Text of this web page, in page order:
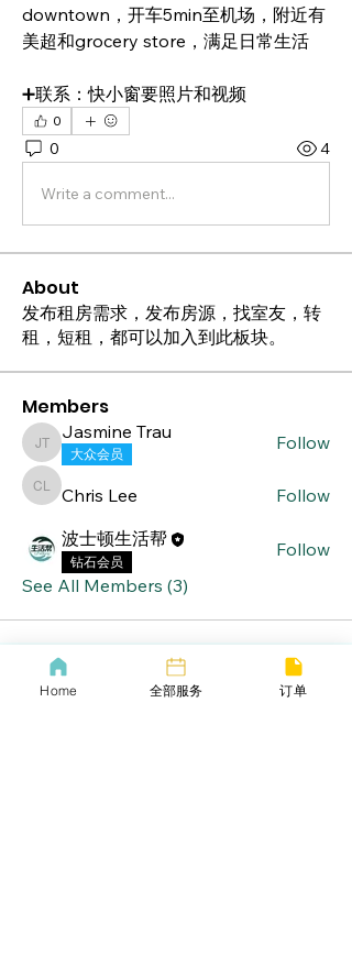
downtown，开车5min至机场，附近有
美超和grocery store，满足日常生活
➕联系：快小窗要照片和视频
0
0 4
Write a comment...
About
发布租房需求，发布房源，找室友，转
租，短租，都可以加入到此板块。
Members
Jasmine Trau
Jasmine Trau
大众会员
Follow
Chris Lee
Chris Lee
Follow
波士顿生活帮
钻石会员
Follow
See All Members (3)
Home 全部服务 订单